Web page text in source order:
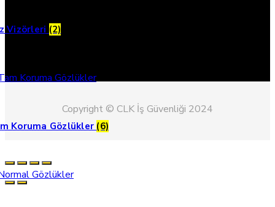
Vizörleri (2)
Koruma Gözlükler (6)
Copyright © CLK İş Güvenliği 2024